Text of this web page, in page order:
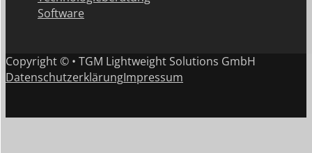
Software
Copyright © • TGM Lightweight Solutions GmbH
DatenschutzerklärungImpressum